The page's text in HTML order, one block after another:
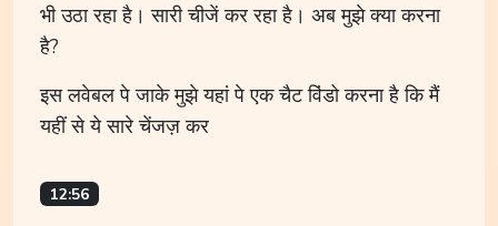
भी उठा रहा है। सारी चीजें कर रहा है। अब मुझे क्या करना
है?
इस लवेबल पे जाके मुझे यहां पे एक चैट विंडो करना है कि मैं
यहीं से ये सारे चेंजज़ कर
12:56